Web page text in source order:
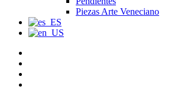
Piezas Arte Veneciano